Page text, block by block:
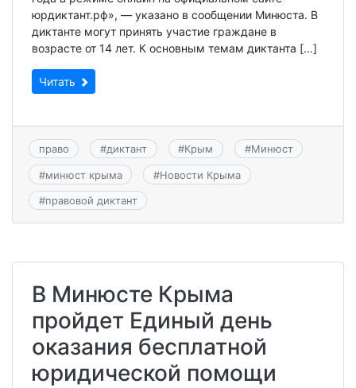
юрдиктант.рф», — указано в сообщении Минюста. В
диктанте могут принять участие граждане в
возрасте от 14 лет. К основным темам диктанта […]
Читать
право #диктант #Крым #Минюст
#минюст крыма #Новости Крыма
#правовой диктант
В Минюсте Крыма
пройдет Единый день
оказания бесплатной
юридической помощи